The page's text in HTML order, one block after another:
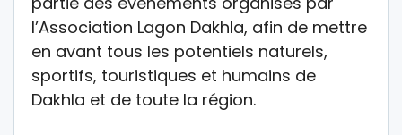
l’Association Lagon Dakhla, afin de mettre
en avant tous les potentiels naturels,
sportifs, touristiques et humains de
Dakhla et de toute la région.